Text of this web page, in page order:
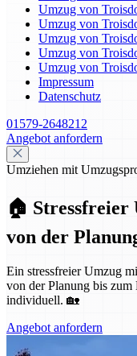
Umzug von
Umzug von
Umzug von
Umzug von
Umzug von
Impressum
Datenschutz
01579-2648212
Angebot anfordern
Umziehen mit
🏠 Stressfreier
von der
Ein stressfreier Umzug
von der Planung bis zum
individuell. 🏡
Angebot anfordern